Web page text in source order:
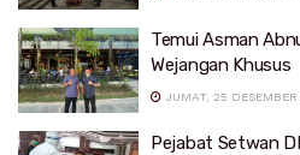
Temui Asman
Wejangan Khusus
JUMAT, 25
Pejabat Setwan